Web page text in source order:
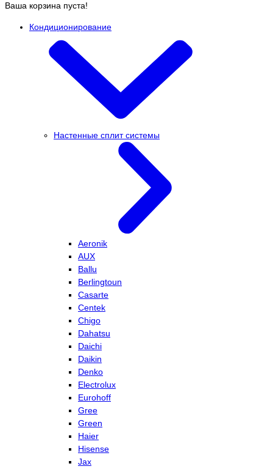
Ваша корзина пуста!
Кондиционирование
Настенные сплит системы
Aeronik
AUX
Ballu
Berlingtoun
Casarte
Centek
Chigo
Dahatsu
Daichi
Daikin
Denko
Electrolux
Eurohoff
Gree
Green
Haier
Hisense
Jax